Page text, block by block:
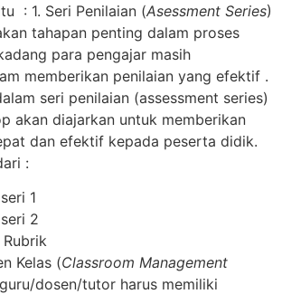
: 1. Seri Penilaian (Asessment Series)
tahapan penting dalam proses
para pengajar masih
memberikan penilaian yang efektif .
seri penilaian (assessment series)
akan diajarkan untuk memberikan
dan efektif kepada peserta didik.
:
1
2
Kelas (Classroom Management
dosen/tutor harus memiliki